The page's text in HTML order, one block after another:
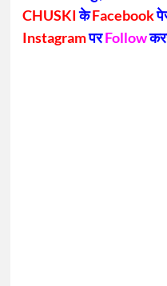
CHUSKIकेFacebook
InstagramपरFollow